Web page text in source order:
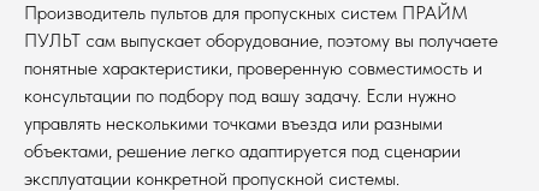
Производитель пультов для пропускных систем ПРАЙМ
ПУЛЬТ сам выпускает оборудование, поэтому вы получаете
понятные характеристики, проверенную совместимость и
консультации по подбору под вашу задачу. Если нужно
управлять несколькими точками въезда или разными
объектами, решение легко адаптируется под сценарии
эксплуатации конкретной пропускной системы.